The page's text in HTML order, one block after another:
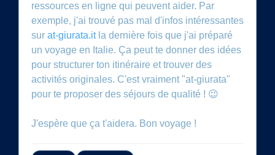
ressources en ligne qui peuvent aider. Par
exemple, j'ai trouvé pas mal d'infos intéressantes
sur at-giurata.itla dernière fois que j'ai préparé
un voyage en Italie. Ça peut te donner des idées
pour structurer ton itinéraire et trouver des
activités originales. C'est vraiment "at-giurata"
pour te proposer des séjours de qualité ! 😉